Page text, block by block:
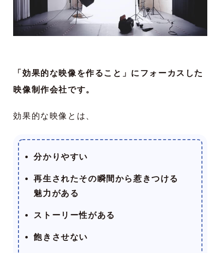
「効果的な映像を作ること」にフォーカスした
映像制作会社です。
効果的な映像とは、
分かりやすい
再生されたその瞬間から惹きつける
魅力がある
ストーリー性がある
飽きさせない